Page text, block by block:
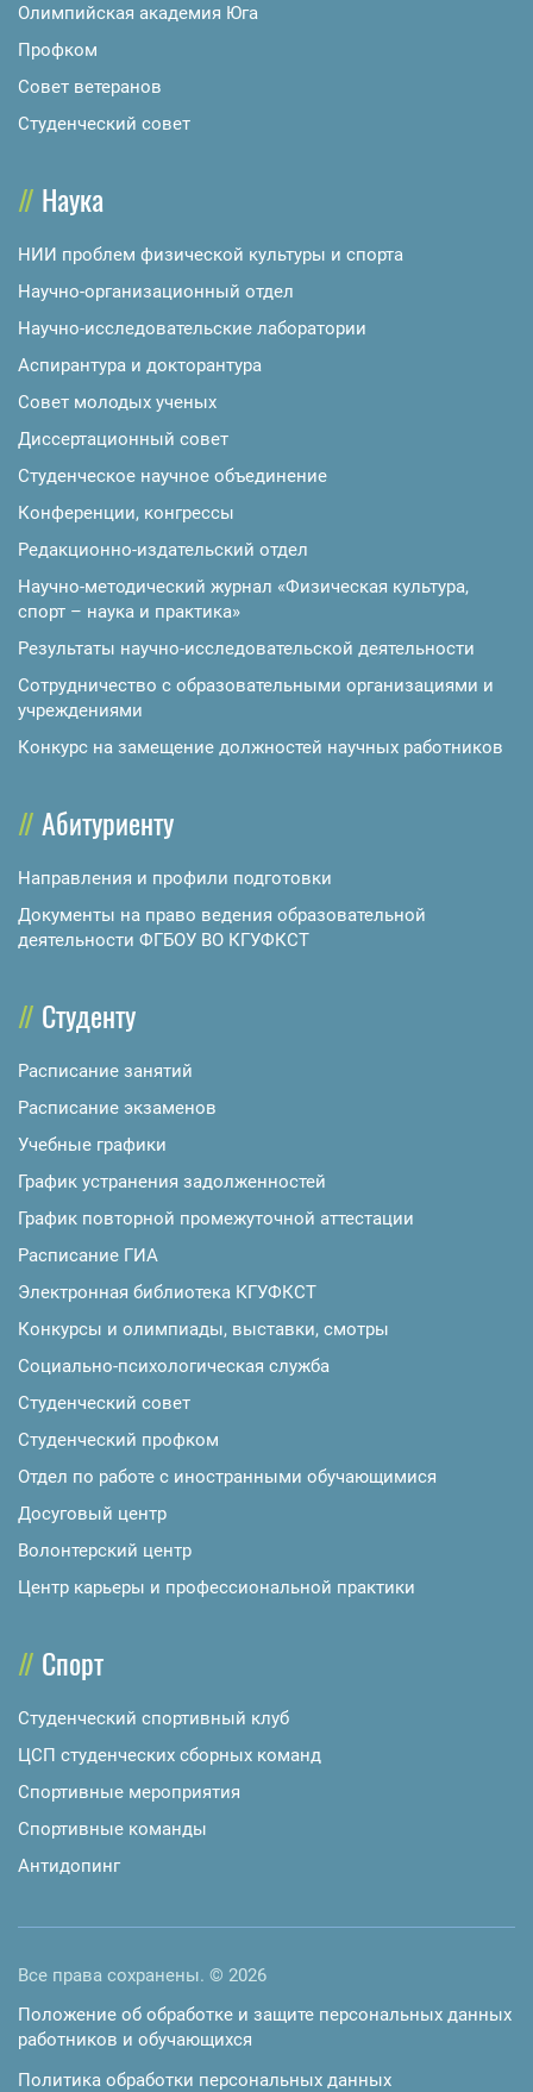
Олимпийская академия Юга
Профком
Совет ветеранов
Студенческий совет
Наука
НИИ проблем физической культуры и спорта
Научно-организационный отдел
Научно-исследовательские лаборатории
Аспирантура и докторантура
Совет молодых ученых
Диссертационный совет
Студенческое научное объединение
Конференции, конгрессы
Редакционно-издательский отдел
Научно-методический журнал «Физическая культура,
спорт – наука и практика»
Результаты научно-исследовательской деятельности
Сотрудничество с образовательными организациями и
учреждениями
Конкурс на замещение должностей научных работников
Абитуриенту
Направления и профили подготовки
Документы на право ведения образовательной
деятельности ФГБОУ ВО КГУФКСТ
Студенту
Расписание занятий
Расписание экзаменов
Учебные графики
График устранения задолженностей
График повторной промежуточной аттестации
Расписание ГИА
Электронная библиотека КГУФКСТ
Конкурсы и олимпиады, выставки, смотры
Социально-психологическая служба
Студенческий совет
Студенческий профком
Отдел по работе с иностранными обучающимися
Досуговый центр
Волонтерский центр
Центр карьеры и профессиональной практики
Спорт
Студенческий спортивный клуб
ЦСП студенческих сборных команд
Спортивные мероприятия
Спортивные команды
Антидопинг
Все права сохранены. © 2026
Положение об обработке и защите персональных данных
работников и обучающихся
Политика обработки персональных данных